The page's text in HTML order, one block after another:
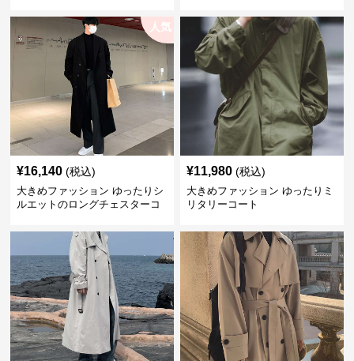
ゆったりシルエットトレンチコ
人気
¥16,140 (税込)
大きめファッション ゆったりシ
ルエットのロングチェスターコ
¥11,980 (税込)
大きめファッション ゆったりミ
リタリーコート